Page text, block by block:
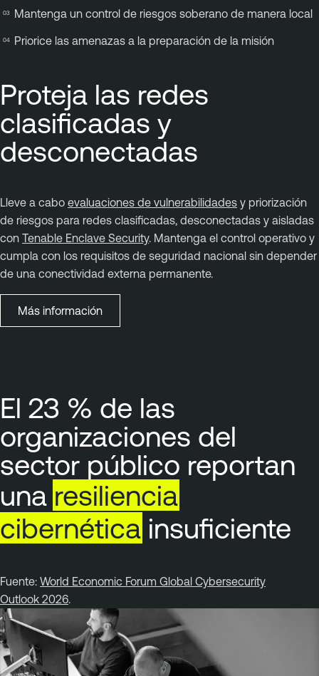
Mantenga un control de riesgos soberano de manera local
Priorice las amenazas a la preparación de la misión
Proteja las redes
clasificadas y
desconectadas
Lleve a cabo evaluaciones de vulnerabilidades y priorización
de riesgos para redes clasificadas, desconectadas y aisladas
con Tenable Enclave Security. Mantenga el control operativo y
cumpla con los requisitos de seguridad nacional sin depender
de una conectividad externa permanente.
Más información
El 23 % de las
organizaciones del
sector público reportan
una resiliencia
cibernética insuficiente
Fuente: World Economic Forum Global Cybersecurity
Outlook 2026.